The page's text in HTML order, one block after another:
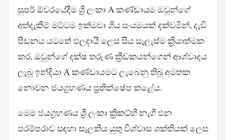
සුපර් ඕවරයේදීම ශ්‍රී ලංකා A කණ්ඩායම ඔවුන්ගේ
අත්දැකීම් මට්ටම ඉක්මවා ගිය සංයමයක් දක්වමින්, දැඩි
පීඩනය යටතේ ඵලදායී ලෙස සිය සැලැස්ම ක්‍රියාත්මක
කර, ඔවුන්ගේ දක්ෂ තරුණ ක්‍රීඩකයන්ගෙන් ආශ්වාදය
ලැබූ ඉන්දියා A කණ්ඩායමට ලැබෙනු තිබූ අමතක
නොවන ජයග්‍රහණය ප්‍රතික්ෂේප කළේය.
මෙම ජයග්‍රහණය ශ්‍රී ලංකා ක්‍රිකට්හි නැගී එන
පරම්පරාව සඳහා සැලකිය යුතු විශ්වාස ශක්තියක් ලෙස